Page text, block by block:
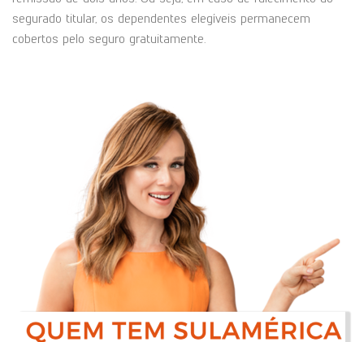
segurado titular, os dependentes elegíveis permanecem
cobertos pelo seguro gratuitamente.